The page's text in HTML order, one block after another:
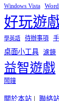
Windows Vista
好玩遊
學英語 待辦事項
桌面小工具 濾鏡
益智遊戲
鬧鐘
關於本站 | 聯絡